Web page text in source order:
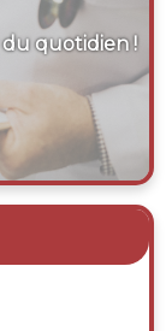
quotidien !